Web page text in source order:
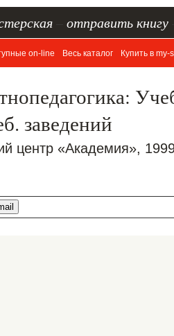
отправить книгу
on-line Весь каталог Купить в my-
заведений
центр «Академия»,